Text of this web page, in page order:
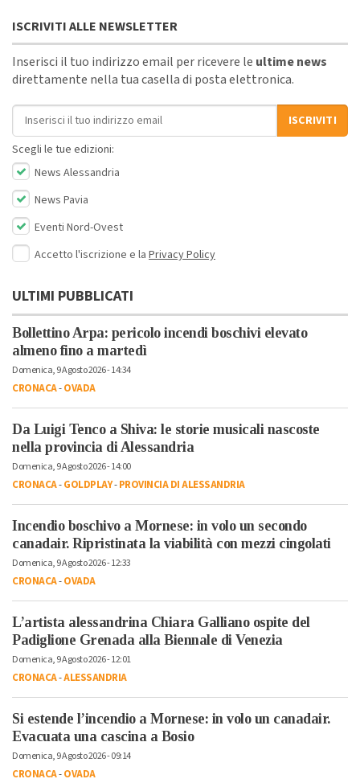
ISCRIVITI ALLE NEWSLETTER
Inserisci il tuo indirizzo email per ricevere le ultime news
direttamente nella tua casella di posta elettronica.
Indirizzo email
ISCRIVITI
Scegli le tue edizioni:
News Alessandria
News Pavia
Eventi Nord-Ovest
Accetto l'iscrizione e la Privacy Policy
ULTIMI PUBBLICATI
Bollettino Arpa: pericolo incendi boschivi elevato
almeno fino a martedì
Domenica, 9 Agosto 2026 - 14:34
CRONACA-OVADA
Da Luigi Tenco a Shiva: le storie musicali nascoste
nella provincia di Alessandria
Domenica, 9 Agosto 2026 - 14:00
CRONACA-GOLDPLAY-PROVINCIA DI ALESSANDRIA
Incendio boschivo a Mornese: in volo un secondo
canadair. Ripristinata la viabilità con mezzi cingolati
Domenica, 9 Agosto 2026 - 12:33
CRONACA-OVADA
L’artista alessandrina Chiara Galliano ospite del
Padiglione Grenada alla Biennale di Venezia
Domenica, 9 Agosto 2026 - 12:01
CRONACA-ALESSANDRIA
Si estende l’incendio a Mornese: in volo un canadair.
Evacuata una cascina a Bosio
Domenica, 9 Agosto 2026 - 09:14
CRONACA-OVADA